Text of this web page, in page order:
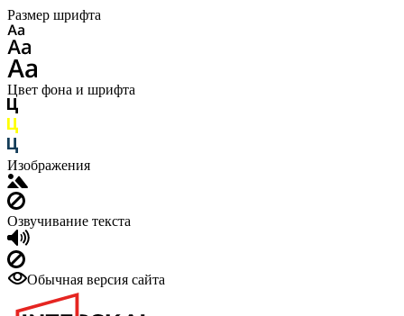
Размер шрифта
Цвет фона и шрифта
Изображения
Озвучивание текста
Обычная версия сайта